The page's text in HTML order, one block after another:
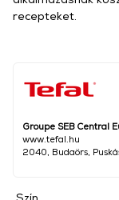
Groupe SEB Central
www.tefal.hu
2040, Budaörs,
Szín
recepteket.